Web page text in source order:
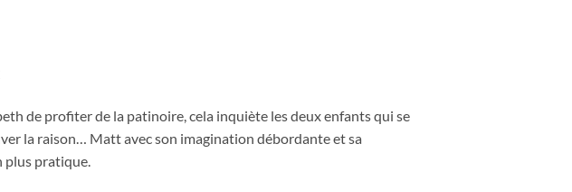
de profiter de la patinoire, cela inquiète les deux enfants qui se
la raison… Matt avec son imagination débordante et sa
pratique.